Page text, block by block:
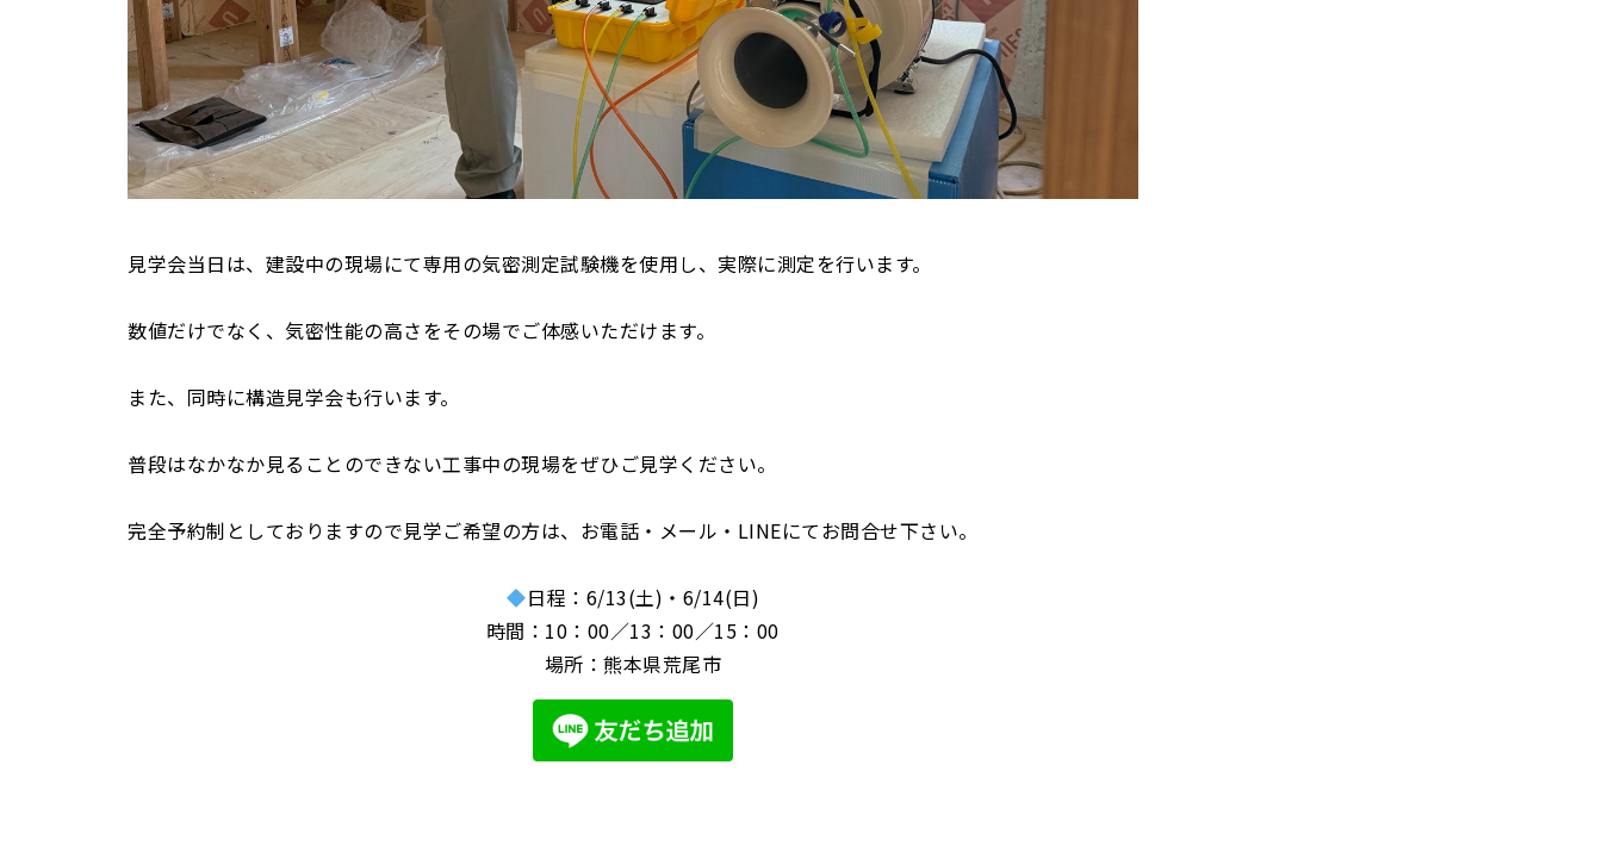
見学会当日は、建設中の現場にて専用の気密測定試験機を使用し、実際に測定を行います。
数値だけでなく、気密性能の高さをその場でご体感いただけます。
また、同時に構造見学会も行います。
普段はなかなか見ることのできない工事中の現場をぜひご見学ください。
完全予約制としておりますので見学ご希望の方は、お電話・メール・LINEにてお問合せ下さい。
日程：6/13(土)・6/14(日)
時間：10：00／13：00／15：00
場所：熊本県荒尾市